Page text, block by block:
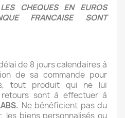
CHEQUES EN EUROS
FRANCAISE SONT
de 8 jours calendaires à
de sa commande pour
tout produit qui ne lui
sont à effectuer à
Ne bénéficient pas du
les biens personnalisés ou